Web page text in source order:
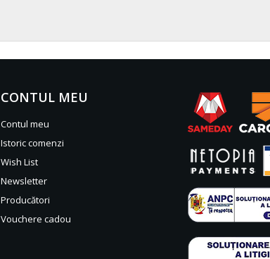
CONTUL MEU
Contul meu
Istoric comenzi
Wish List
Newsletter
Producători
Vouchere cadou